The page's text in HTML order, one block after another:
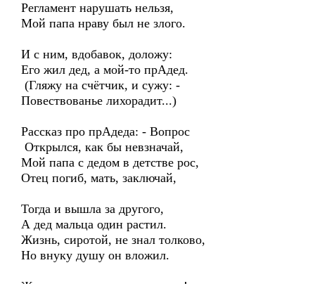
Регламент нарушать нельзя,
Мой папа нраву был не злого.
И с ним, вдобавок, доложу:
Его жил дед, а мой-то прАдед.
(Гляжу на счётчик, и сужу: -
Повествованье лихорадит...)
Рассказ про прАдеда: - Вопрос
Открылся, как бы невзначай,
Мой папа с дедом в детстве рос,
Отец погиб, мать, заключай,
Тогда и вышла за другого,
А дед мальца один растил.
Жизнь, сиротой, не знал толково,
Но внуку душу он вложил.